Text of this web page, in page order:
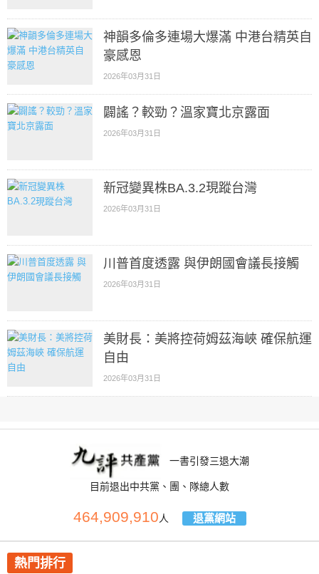
神韻多倫多連場大爆滿 中港台精英自
豪感恩
2026年03月31日
闢謠？較勁？溫家寶北京露面
2026年03月31日
新冠變異株BA.3.2現蹤台灣
2026年03月31日
川普首度透露 與伊朗國會議長接觸
2026年03月31日
美財長：美將控荷姆茲海峽 確保航運
自由
2026年03月31日
一書引發三退大潮
目前退出中共黨、團、隊總人數
464,909,910人 退黨網站
熱門排行